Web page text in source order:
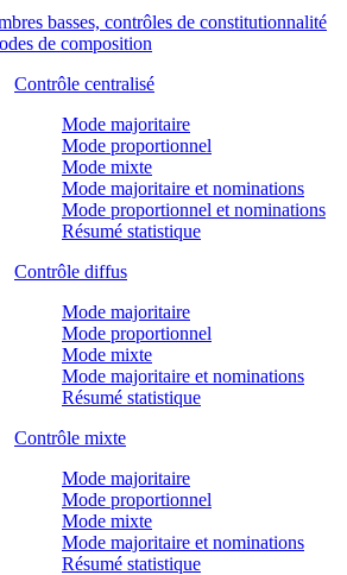
basses, contrôles de constitutionnalité
de composition
Contrôle centralisé
Mode majoritaire
Mode proportionnel
Mode mixte
Mode majoritaire et nominations
Mode proportionnel et nominations
Résumé statistique
Contrôle diffus
Mode majoritaire
Mode proportionnel
Mode mixte
Mode majoritaire et nominations
Résumé statistique
Contrôle mixte
Mode majoritaire
Mode proportionnel
Mode mixte
Mode majoritaire et nominations
Résumé statistique